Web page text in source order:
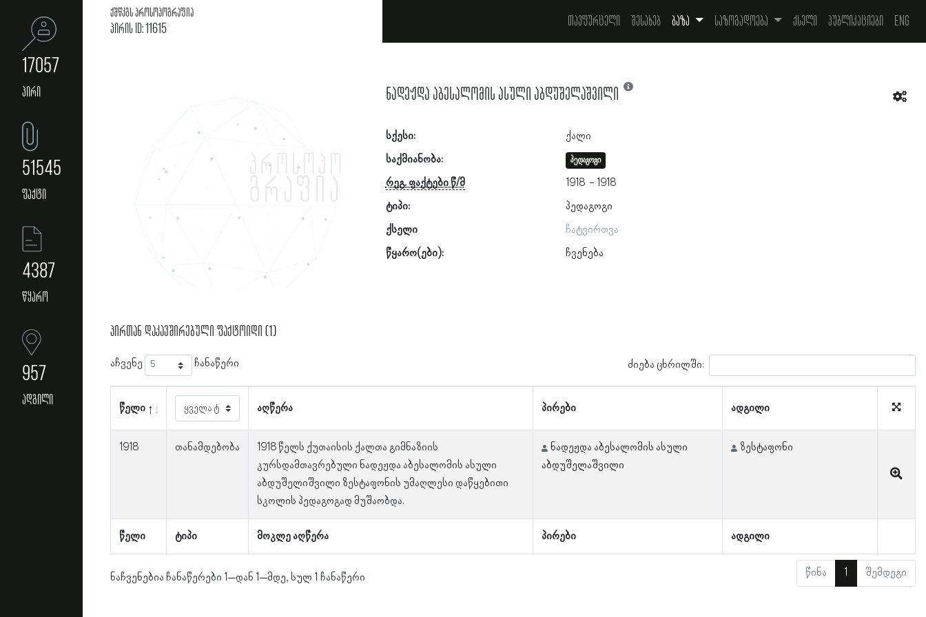
17057
პირი
51545
ფაქტი
4387
წყარო
957
ადგილი
ქშწკგს პროსოპოგრაფია
პირის ID: 11615 თავფურცელი შესახებ ბაზა საზოგადოება ქსელი პუბლიკაციები Eng
ნადეჟდა აბესალომის ასული აბდუშელაშვილი
სქესი:
ქალი
საქმიანობა:
პედაგოგი
რეგ. ფაქტები წ/მ 1918
1918
ტიპი:
პედაგოგი
ქსელი
ჩატვირთვა
წყარო(ები):
ჩვენება
პირთან დაკავშირებული ფაქტოიდი (1)
აჩვენე ჩანაწერი ძიება ცხრილში:
წელი აღწერა პირები ადგილი
წელი ტიპი მოკლე აღწერა პირები ადგილი
1918 თანამდებობა
1918 წელს ქუთაისის ქალთა გიმნაზიის
კურსდამთავრებული ნადეჟდა აბესალომის ასული
აბდუშელიშვილი ზესტაფონის უმაღლესი დაწყებითი
სკოლის პედაგოგად მუშაობდა.
ნადეჟდა აბესალომის ასული
აბდუშელაშვილი
ზესტაფონი
ნაჩვენებია ჩანაწერები 1–დან 1–მდე, სულ 1 ჩანაწერი წინა 1 შემდეგი